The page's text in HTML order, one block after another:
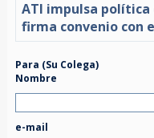
ATI impulsa política
firma convenio con
Para (Su Colega)
Nombre
e-mail